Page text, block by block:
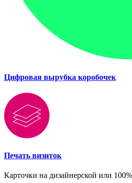
Цифровая вырубка коробочек
Печать визиток
Карточки на дизайнерской или